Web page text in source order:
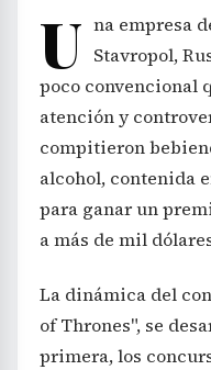
U na empresa
Stavropol,
poco convencional
atención y
compitieron
alcohol, contenida
para ganar un
a más de mil
La dinámica del
of Thrones", se
primera, los